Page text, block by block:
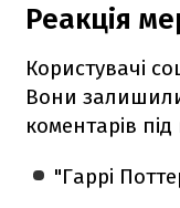
Реакція
Користувачі
Вони
коментарів під
"Гаррі